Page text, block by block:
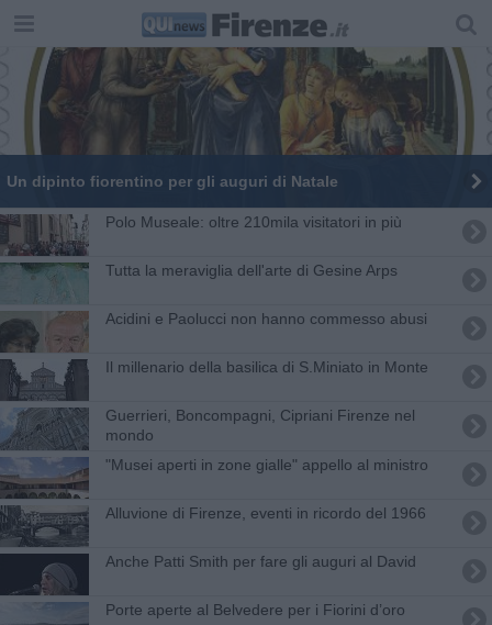
Un dipinto fiorentino per gli auguri di Natale
Polo Museale: oltre 210mila visitatori in più
Tutta la meraviglia dell'arte di Gesine Arps
Acidini e Paolucci non hanno commesso abusi
Il millenario della basilica di S.Miniato in Monte
Guerrieri, Boncompagni, Cipriani Firenze nel
mondo
"Musei aperti in zone gialle" appello al ministro
Alluvione di Firenze, eventi in ricordo del 1966
Anche Patti Smith per fare gli auguri al David
Porte aperte al Belvedere per i ​Fiorini d’oro